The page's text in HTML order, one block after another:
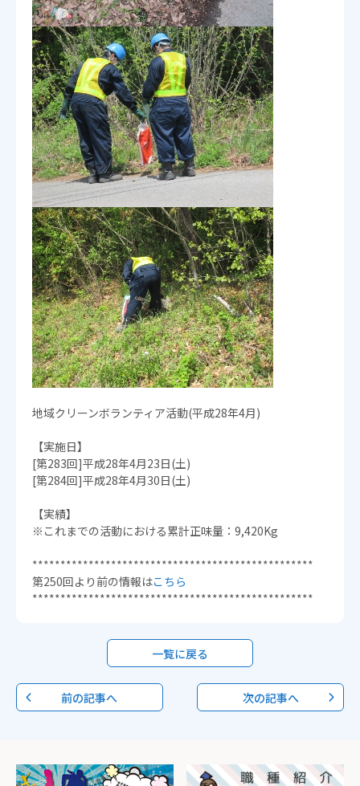
地域クリーンボランティア活動(平成28年4月)
【実施日】
[第283回]平成28年4月23日(土)
[第284回]平成28年4月30日(土)
【実績】
※これまでの活動における累計正味量：9,420Kg
**************************************************
第250回より前の情報はこちら
**************************************************
一覧に戻る
前の記事へ 次の記事へ